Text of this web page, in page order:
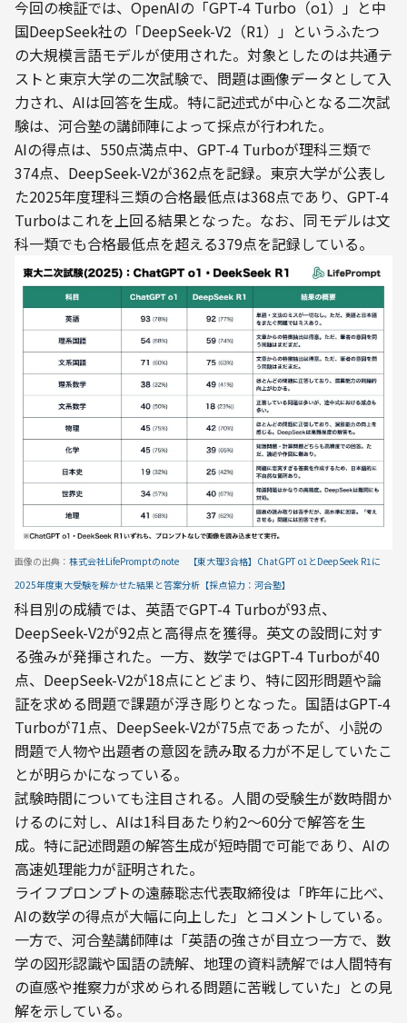
今回の検証では、OpenAIの「GPT-4 Turbo（o1）」と中
国DeepSeek社の「DeepSeek-V2（R1）」というふたつ
の大規模言語モデルが使用された。対象としたのは共通テ
ストと東京大学の二次試験で、問題は画像データとして入
力され、AIは回答を生成。特に記述式が中心となる二次試
験は、河合塾の講師陣によって採点が行われた。
AIの得点は、550点満点中、GPT-4 Turboが理科三類で
374点、DeepSeek-V2が362点を記録。東京大学が公表し
た2025年度理科三類の合格最低点は368点であり、GPT-4
Turboはこれを上回る結果となった。なお、同モデルは文
科一類でも合格最低点を超える379点を記録している。
画像の出典： 株式会社LifePromptのnote　【東大理3合格】ChatGPT o1とDeepSeek R1に
2025年度東大受験を解かせた結果と答案分析【採点協力：河合塾】
科目別の成績では、英語でGPT-4 Turboが93点、
DeepSeek-V2が92点と高得点を獲得。英文の設問に対す
る強みが発揮された。一方、数学ではGPT-4 Turboが40
点、DeepSeek-V2が18点にとどまり、特に図形問題や論
証を求める問題で課題が浮き彫りとなった。国語はGPT-4
Turboが71点、DeepSeek-V2が75点であったが、小説の
問題で人物や出題者の意図を読み取る力が不足していたこ
とが明らかになっている。
試験時間についても注目される。人間の受験生が数時間か
けるのに対し、AIは1科目あたり約2〜60分で解答を生
成。特に記述問題の解答生成が短時間で可能であり、AIの
高速処理能力が証明された。
ライフプロンプトの遠藤聡志代表取締役は「昨年に比べ、
AIの数学の得点が大幅に向上した」とコメントしている。
一方で、河合塾講師陣は「英語の強さが目立つ一方で、数
学の図形認識や国語の読解、地理の資料読解では人間特有
の直感や推察力が求められる問題に苦戦していた」との見
解を示している。